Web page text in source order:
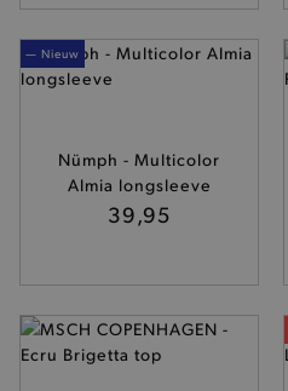
— Nieuw
Nümph - Multicolor
Almia longsleeve
39,95